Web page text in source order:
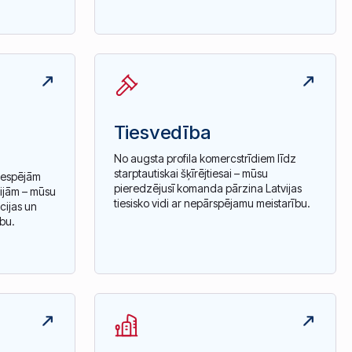
– mūsu
un
Tiesvedība
No augsta profila komercstrīdiem līdz
starptautiskai šķīrējtiesai – mūsu
pieredzējusī komanda pārzina Latvijas
tiesisko vidi ar nepārspējamu meistarību.